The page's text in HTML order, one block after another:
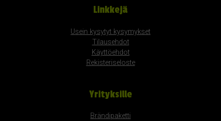
Linkkejä
Usein kysytyt kysymykset
Tilausehdot
Käyttöehdot
Rekisteriseloste
Yrityksille
Brändipaketti